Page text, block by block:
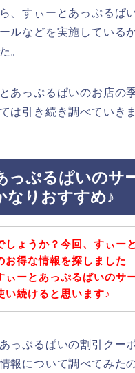
、すぃーとあっぷるぱ
ルなどを実施している
。
あっぷるぱいのお店の
は引き続き調べていき
っぷるぱいのサ
なりおすすめ♪
しょうか？今回、すぃーと
お得な情報を探しました
ぃーとあっぷるぱいのサ
い続けると思います♪
っぷるぱいの割引クー
報について調べてみた